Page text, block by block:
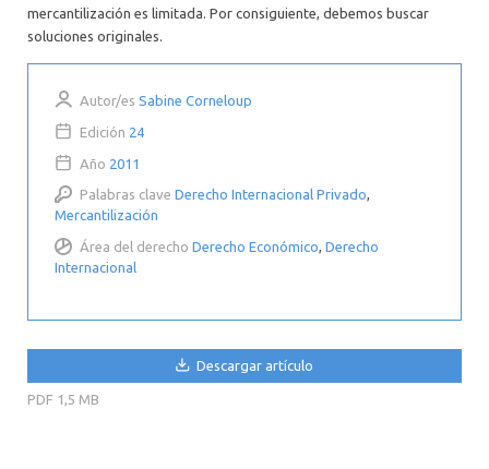
mercantilización es limitada. Por consiguiente, debemos buscar
soluciones originales.
Autor/es Sabine Corneloup
Edición 24
Año 2011
Palabras clave Derecho Internacional Privado,
Mercantilización
Área del derecho Derecho Económico, Derecho
Internacional
Descargar artículo
PDF 1,5 MB